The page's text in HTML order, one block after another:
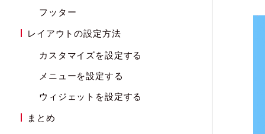
フッター
レイアウトの設定方法
カスタマイズを設定する
メニューを設定する
ウィジェットを設定する
まとめ